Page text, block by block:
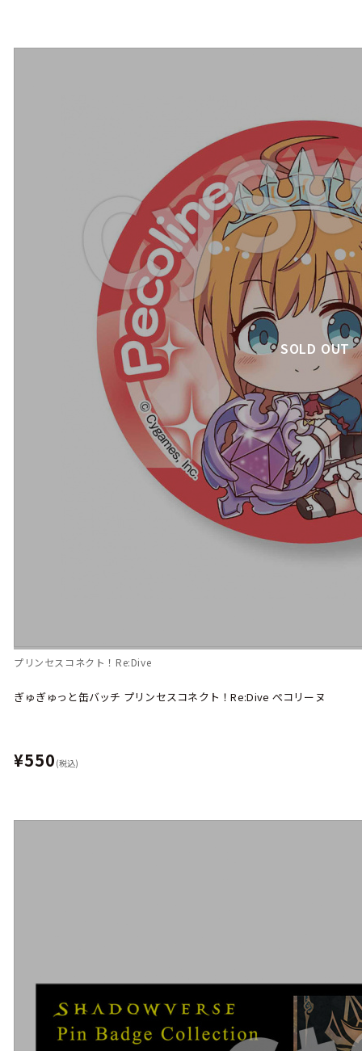
SOLD OUT
プリンセスコネクト！Re:Dive
ぎゅぎゅっと缶バッチ プリンセスコネクト！Re:Dive ぺコリーヌ
¥550 (税込)